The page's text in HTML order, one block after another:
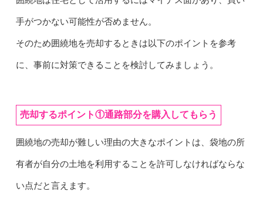
手がつかない可能性が否めません。
そのため囲繞地を売却するときは以下のポイントを参考
に、事前に対策できることを検討してみましょう。
売却するポイント①通路部分を購入してもらう
囲繞地の売却が難しい理由の大きなポイントは、袋地の所
有者が自分の土地を利用することを許可しなければならな
い点だと言えます。